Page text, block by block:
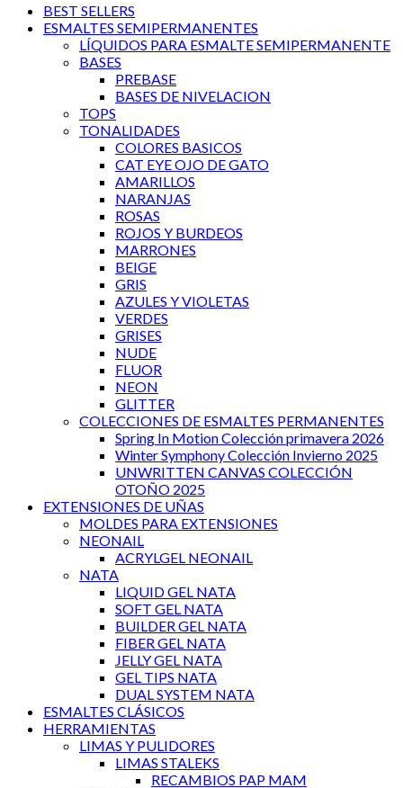
BEST SELLERS
ESMALTES SEMIPERMANENTES
LÍQUIDOS PARA ESMALTE SEMIPERMANENTE
BASES
PREBASE
BASES DE NIVELACION
TOPS
TONALIDADES
COLORES BASICOS
CAT EYE OJO DE GATO
AMARILLOS
NARANJAS
ROSAS
ROJOS Y BURDEOS
MARRONES
BEIGE
GRIS
AZULES Y VIOLETAS
VERDES
GRISES
NUDE
FLUOR
NEON
GLITTER
COLECCIONES DE ESMALTES PERMANENTES
Spring In Motion Colección primavera 2026
Winter Symphony Colección Invierno 2025
UNWRITTEN CANVAS COLECCIÓN
OTOÑO 2025
EXTENSIONES DE UÑAS
MOLDES PARA EXTENSIONES
NEONAIL
ACRYLGEL NEONAIL
NATA
LIQUID GEL NATA
SOFT GEL NATA
BUILDER GEL NATA
FIBER GEL NATA
JELLY GEL NATA
GEL TIPS NATA
DUAL SYSTEM NATA
ESMALTES CLÁSICOS
HERRAMIENTAS
LIMAS Y PULIDORES
LIMAS STALEKS
RECAMBIOS PAP MAM